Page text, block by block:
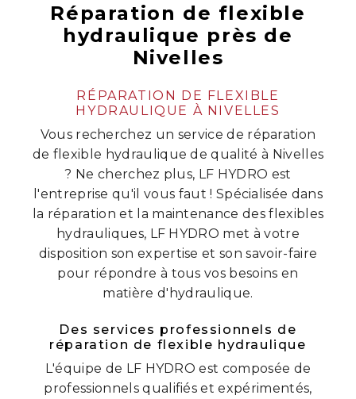
Réparation de flexible
hydraulique près de
Nivelles
RÉPARATION DE FLEXIBLE
HYDRAULIQUE À NIVELLES
Vous recherchez un service de réparation
de flexible hydraulique de qualité à Nivelles
? Ne cherchez plus, LF HYDRO est
l'entreprise qu'il vous faut ! Spécialisée dans
la réparation et la maintenance des flexibles
hydrauliques, LF HYDRO met à votre
disposition son expertise et son savoir-faire
pour répondre à tous vos besoins en
matière d'hydraulique.
Des services professionnels de
réparation de flexible hydraulique
L'équipe de LF HYDRO est composée de
professionnels qualifiés et expérimentés,